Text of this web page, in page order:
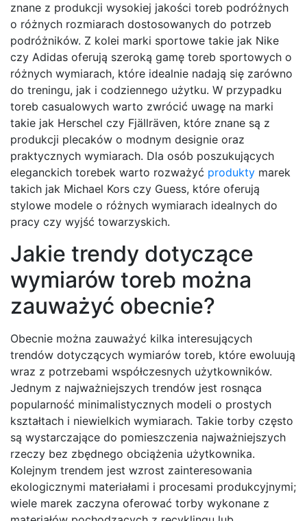
znane z produkcji wysokiej jakości toreb podróżnych
o różnych rozmiarach dostosowanych do potrzeb
podróżników. Z kolei marki sportowe takie jak Nike
czy Adidas oferują szeroką gamę toreb sportowych o
różnych wymiarach, które idealnie nadają się zarówno
do treningu, jak i codziennego użytku. W przypadku
toreb casualowych warto zwrócić uwagę na marki
takie jak Herschel czy Fjällräven, które znane są z
produkcji plecaków o modnym designie oraz
praktycznych wymiarach. Dla osób poszukujących
eleganckich torebek warto rozważyć produkty marek
takich jak Michael Kors czy Guess, które oferują
stylowe modele o różnych wymiarach idealnych do
pracy czy wyjść towarzyskich.
Jakie trendy dotyczące
wymiarów toreb można
zauważyć obecnie?
Obecnie można zauważyć kilka interesujących
trendów dotyczących wymiarów toreb, które ewoluują
wraz z potrzebami współczesnych użytkowników.
Jednym z najważniejszych trendów jest rosnąca
popularność minimalistycznych modeli o prostych
kształtach i niewielkich wymiarach. Takie torby często
są wystarczające do pomieszczenia najważniejszych
rzeczy bez zbędnego obciążenia użytkownika.
Kolejnym trendem jest wzrost zainteresowania
ekologicznymi materiałami i procesami produkcyjnymi;
wiele marek zaczyna oferować torby wykonane z